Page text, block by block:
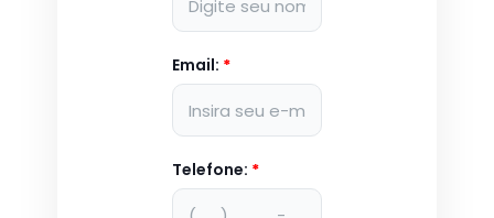
Email: *
Telefone: *